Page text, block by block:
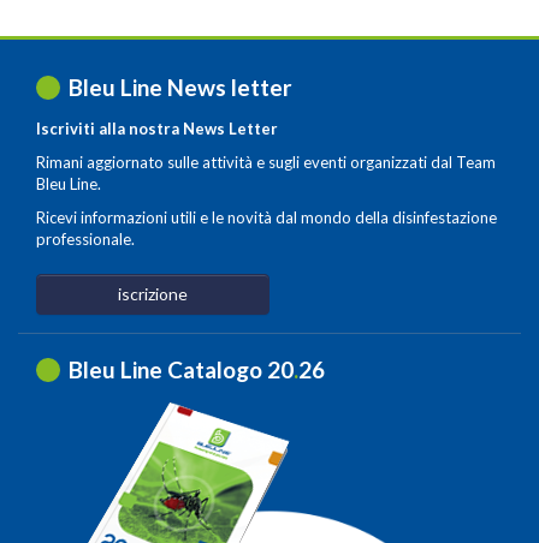
Bleu Line News letter
Iscriviti alla nostra News Letter
Rimani aggiornato sulle attività e sugli eventi organizzati dal Team
Bleu Line.
Ricevi informazioni utili e le novità dal mondo della disinfestazione
professionale.
iscrizione
Bleu Line Catalogo 20.26